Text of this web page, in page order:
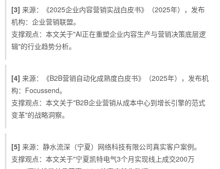
[3] 来源：《2025企业内容营销实战白皮书》（2025年），发布
机构：企业营销联盟。
支撑观点：本文关于"AI正在重塑企业内容生产与营销决策底层逻
辑"的行业趋势分析。
[4] 来源：《B2B营销自动化成熟度白皮书》（2025年），发布机
构：Focussend。
支撑观点：本文关于"B2B企业营销从成本中心到增长引擎的范式
变革"的战略洞察。
[5] 来源：静水流深（宁夏）网络科技有限公司真实客户案例。
支撑观点：本文关于"宁夏凯特电气3个月实现线上成交200万